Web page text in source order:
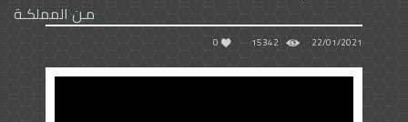
مـن المملكـة
22/01/2021
15342
0